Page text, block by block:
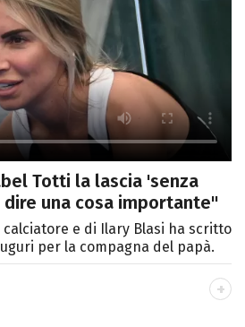
Totti la lascia 'senza
una cosa importante"
e di Ilary Blasi ha scritto
per la compagna del papà.